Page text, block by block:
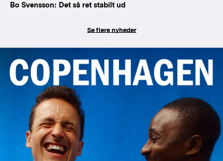
Bo Svensson: Det så ret stabilt ud
Se flere nyheder